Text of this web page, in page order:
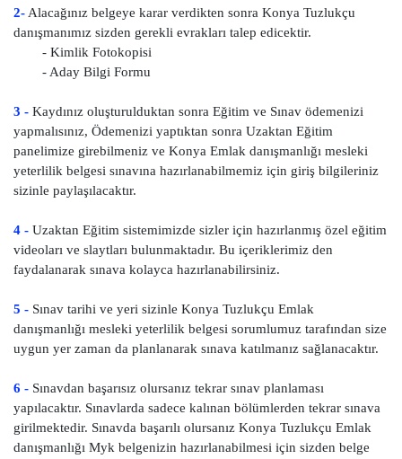
2- Alacağınız belgeye karar verdikten sonra Konya Tuzlukçu
danışmanımız sizden gerekli evrakları talep edicektir.
- Kimlik Fotokopisi
- Aday Bilgi Formu
3 - Kaydınız oluşturulduktan sonra Eğitim ve Sınav ödemenizi
yapmalısınız, Ödemenizi yaptıktan sonra Uzaktan Eğitim
panelimize girebilmeniz ve Konya Emlak danışmanlığı mesleki
yeterlilik belgesi sınavına hazırlanabilmemiz için giriş bilgileriniz
sizinle paylaşılacaktır.
4 - Uzaktan Eğitim sistemimizde sizler için hazırlanmış özel eğitim
videoları ve slaytları bulunmaktadır. Bu içeriklerimiz den
faydalanarak sınava kolayca hazırlanabilirsiniz.
5 - Sınav tarihi ve yeri sizinle Konya Tuzlukçu Emlak
danışmanlığı mesleki yeterlilik belgesi sorumlumuz tarafından size
uygun yer zaman da planlanarak sınava katılmanız sağlanacaktır.
6 - Sınavdan başarısız olursanız tekrar sınav planlaması
yapılacaktır. Sınavlarda sadece kalınan bölümlerden tekrar sınava
girilmektedir. Sınavda başarılı olursanız Konya Tuzlukçu Emlak
danışmanlığı Myk belgenizin hazırlanabilmesi için sizden belge